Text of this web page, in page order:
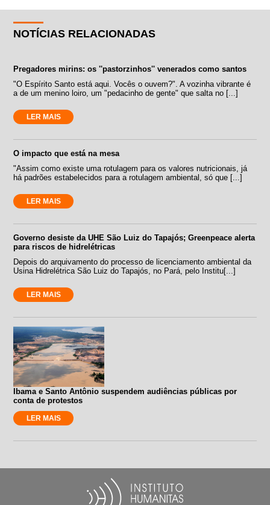
NOTÍCIAS RELACIONADAS
Pregadores mirins: os ''pastorzinhos'' venerados como santos
"O Espírito Santo está aqui. Vocês o ouvem?". A vozinha vibrante é
a de um menino loiro, um "pedacinho de gente" que salta no [...]
LER MAIS
O impacto que está na mesa
"Assim como existe uma rotulagem para os valores nutricionais, já
há padrões estabelecidos para a rotulagem ambiental, só que [...]
LER MAIS
Governo desiste da UHE São Luiz do Tapajós; Greenpeace alerta
para riscos de hidrelétricas
Depois do arquivamento do processo de licenciamento ambiental da
Usina Hidrelétrica São Luiz do Tapajós, no Pará, pelo Institu[...]
LER MAIS
Ibama e Santo Antônio suspendem audiências públicas por
conta de protestos
LER MAIS